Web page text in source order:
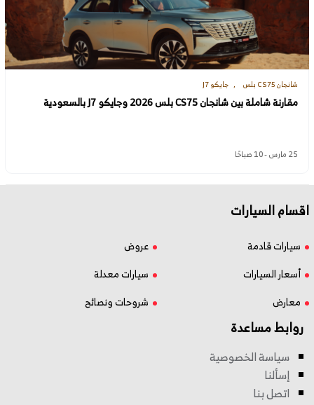
شانجان CS75 بلس جايكو J7
مقارنة شاملة بين شانجان CS75 بلس 2026 وجايكو J7 بالسعودية
25 مارس - 10 صباحًا
اقسام السيارات
سيارات قادمة
عروض
أسعار السيارات
سيارات معدلة
معارض
شروحات ونصائح
روابط مساعدة
سياسة الخصوصية
إسألنا
اتصل بنا